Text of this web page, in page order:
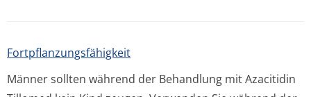
Fortpflanzungsfähig­keit
Männer sollten während der Behandlung mit Azacitidin